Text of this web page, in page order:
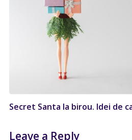
Secret Santa la birou. Idei de
Leave a Reply